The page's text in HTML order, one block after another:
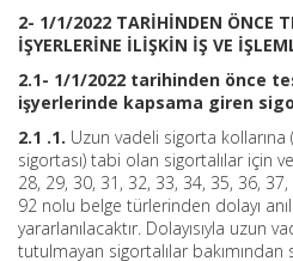
2- 1/1/2022 TARİHİNDEN ÖNCE
İŞYERLERİNE İLİŞKİN İŞ VE
2.1- 1/1/2022 tarihinden önce
işyerlerinde kapsama giren
2.1 .1. Uzun vadeli sigorta kollarına
sigortası) tabi olan sigortalılar için
28, 29, 30, 31, 32, 33, 34, 35, 36,
92 nolu belge türlerinden dolayı
yararlanılacaktır. Dolayısıyla uzun
tutulmayan sigortalılar